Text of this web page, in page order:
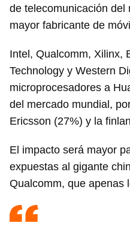
de telecomunicación del
mayor fabricante de
Intel, Qualcomm, Xilinx,
Technology y Western
microprocesadores a
del mercado mundial,
Ericsson (27%) y la
El impacto será mayor
expuestas al gigante
Qualcomm, que apenas